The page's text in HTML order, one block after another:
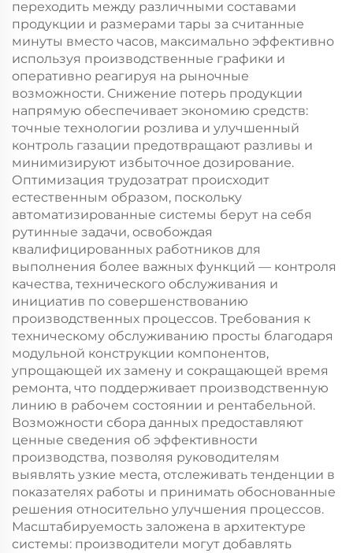
переходить между различными составами
продукции и размерами тары за считанные
минуты вместо часов, максимально эффективно
используя производственные графики и
оперативно реагируя на рыночные
возможности. Снижение потерь продукции
напрямую обеспечивает экономию средств:
точные технологии розлива и улучшенный
контроль газации предотвращают разливы и
минимизируют избыточное дозирование.
Оптимизация трудозатрат происходит
естественным образом, поскольку
автоматизированные системы берут на себя
рутинные задачи, освобождая
квалифицированных работников для
выполнения более важных функций — контроля
качества, технического обслуживания и
инициатив по совершенствованию
производственных процессов. Требования к
техническому обслуживанию просты благодаря
модульной конструкции компонентов,
упрощающей их замену и сокращающей время
ремонта, что поддерживает производственную
линию в рабочем состоянии и рентабельной.
Возможности сбора данных предоставляют
ценные сведения об эффективности
производства, позволяя руководителям
выявлять узкие места, отслеживать тенденции в
показателях работы и принимать обоснованные
решения относительно улучшения процессов.
Масштабируемость заложена в архитектуре
системы: производители могут добавлять